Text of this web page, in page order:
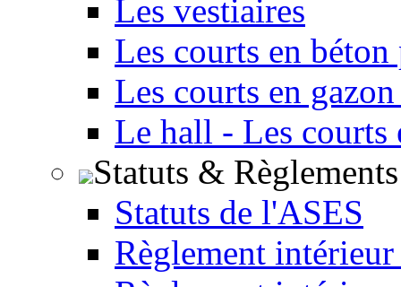
Les vestiaires
Les courts en
Les courts en
Le hall - Les courts
Statuts & Règlements
Statuts de l'ASES
Règlement